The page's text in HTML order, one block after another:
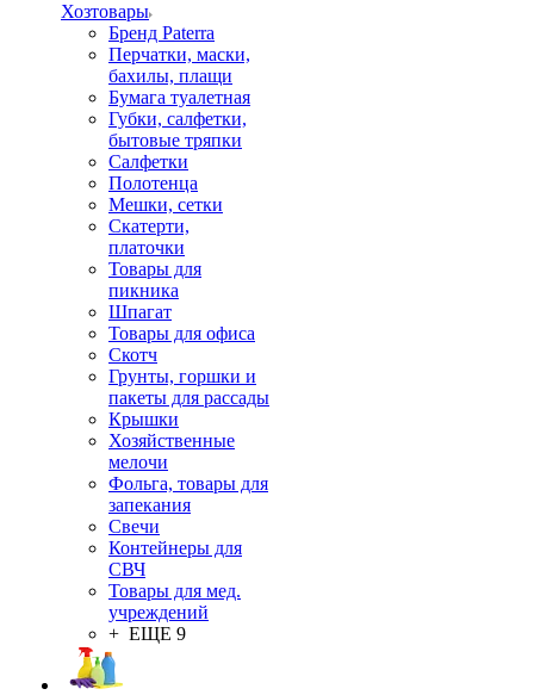
Хозтовары
Бренд Paterra
Перчатки, маски,
бахилы, плащи
Бумага туалетная
Губки, салфетки,
бытовые тряпки
Салфетки
Полотенца
Мешки, сетки
Скатерти,
платочки
Товары для
пикника
Шпагат
Товары для офиса
Скотч
Грунты, горшки и
пакеты для рассады
Крышки
Хозяйственные
мелочи
Фольга, товары для
запекания
Свечи
Контейнеры для
СВЧ
Товары для мед.
учреждений
+ ЕЩЕ 9